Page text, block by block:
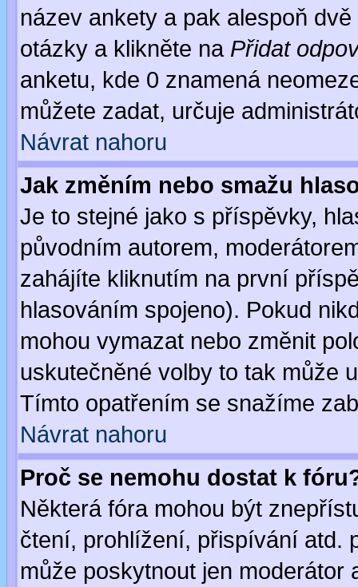
název ankety a pak alespoň
otázky a klikněte na Přidat
anketu, kde 0 znamená
můžete zadat, určuje
Návrat nahoru
Jak změním nebo smažu
Je to stejné jako s příspěvky,
původním autorem,
zahájíte kliknutím na první
hlasováním spojeno). Pokud
mohou vymazat nebo změnit
uskutečněné volby to tak může
Tímto opatřením se snažíme
Návrat nahoru
Proč se nemohu dostat k
Některá fóra mohou být
čtení, prohlížení, přispívání atd.
může poskytnout jen moderátor